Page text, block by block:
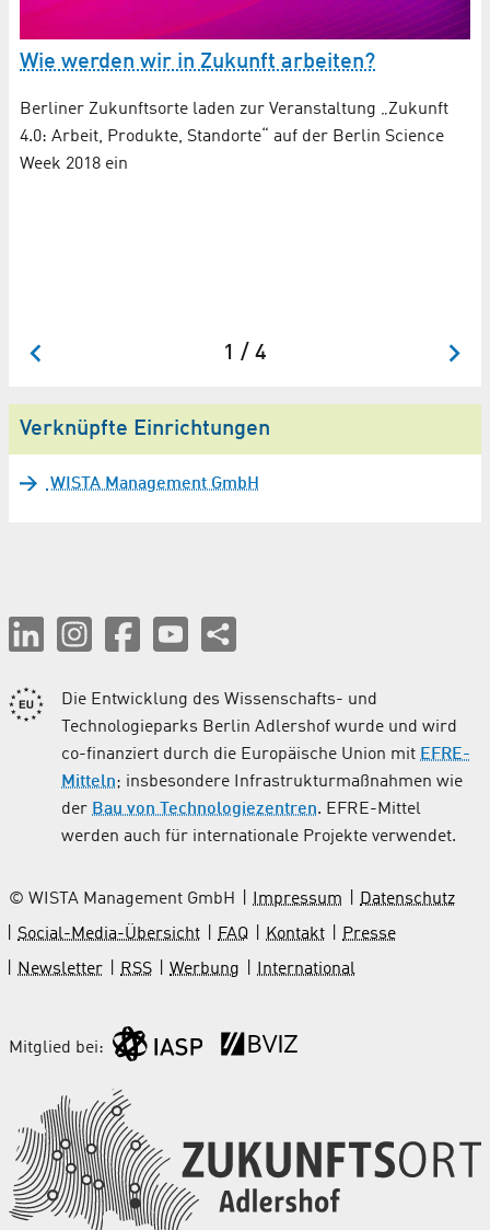
Wie werden wir in Zukunft arbeiten?
Berliner Zukunftsorte laden zur Veranstaltung „Zukunft
4.0: Arbeit, Produkte, Standorte“ auf der Berlin Science
Week 2018 ein
1 / 4
Verknüpfte Einrichtungen
WISTA Management GmbH
Die Entwicklung des Wissenschafts- und
Technologieparks Berlin Adlershof wurde und wird
co-finanziert durch die Europäische Union mit EFRE-
Mitteln; insbesondere Infrastrukturmaßnahmen wie
der Bau von Technologiezentren. EFRE-Mittel
werden auch für internationale Projekte verwendet.
© WISTA Management GmbH Impressum
Datenschutz
Social-Media-Übersicht
FAQ Kontakt
Presse
Newsletter
RSS Werbung International
Mitglied bei: